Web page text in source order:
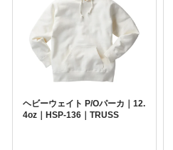
ヘビーウェイト P/Oパーカ｜12.
4oz｜HSP-136｜TRUSS